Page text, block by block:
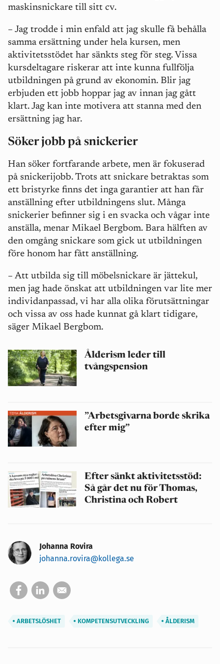
maskinsnickare till sitt cv.
– Jag trodde i min enfald att jag skulle få behålla
samma ersättning under hela kursen, men
aktivitetsstödet har sänkts steg för steg. Vissa
kursdeltagare riskerar att inte kunna fullfölja
utbildningen på grund av ekonomin. Blir jag
erbjuden ett jobb hoppar jag av innan jag gått
klart. Jag kan inte motivera att stanna med den
ersättning jag har.
Söker jobb på snickerier
Han söker fortfarande arbete, men är fokuserad
på snickerijobb. Trots att snickare betraktas som
ett bristyrke finns det inga garantier att han får
anställning efter utbildningens slut. Många
snickerier befinner sig i en svacka och vågar inte
anställa, menar Mikael Bergbom. Bara hälften av
den omgång snickare som gick ut utbildningen
före honom har fått anställning.
– Att utbilda sig till möbelsnickare är jättekul,
men jag hade önskat att utbildningen var lite mer
individanpassad, vi har alla olika förutsättningar
och vissa av oss hade kunnat gå klart tidigare,
säger Mikael Bergbom.
Ålderism leder till
tvångspension
”Arbetsgivarna borde skrika
efter mig”
Efter sänkt aktivitetsstöd:
Så går det nu för Thomas,
Christina och Robert
Johanna Rovira
johanna.rovira@kollega.se
ARBETSLÖSHET KOMPETENSUTVECKLING ÅLDERISM